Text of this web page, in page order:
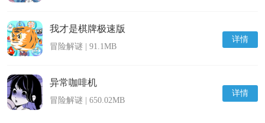
详情
我才是棋牌极速版
冒险解谜 | 91.1MB
详情
异常咖啡机
冒险解谜 | 650.02MB